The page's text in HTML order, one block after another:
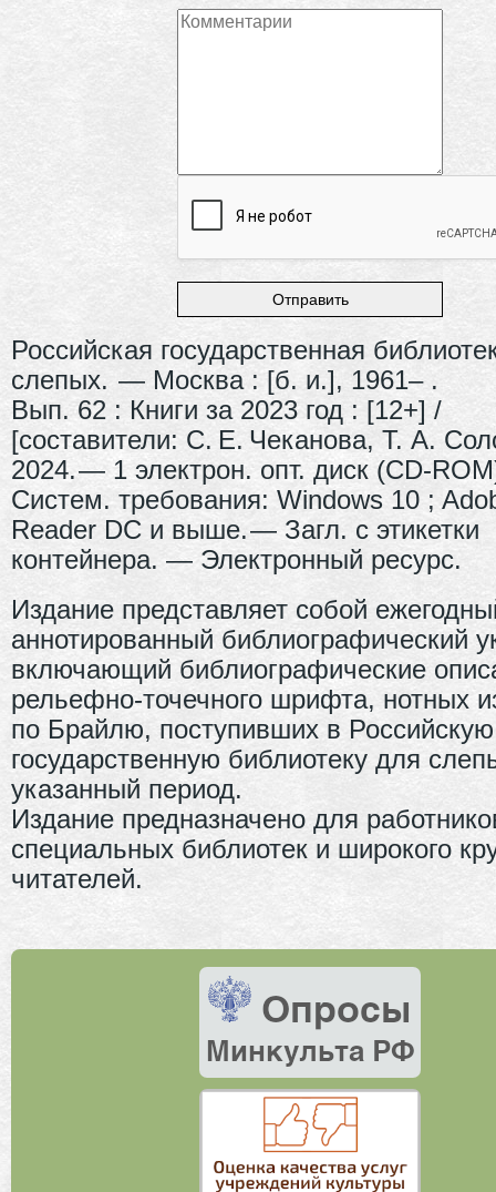
Российская государственная
слепых. — Москва : [б. и.], 1961– .
Вып. 62 : Книги за 2023 год : [12+] /
[составители: С. Е. Чеканова, Т. А.
2024. — 1 электрон. опт. диск (CD-
Систем. требования: Windows 10 ;
Reader DC и выше. — Загл. с этикетки
контейнера. — Электронный ресурс.
Издание представляет собой
аннотированный библиографический
включающий библиографические
рельефно-точечного шрифта, нотных
по Брайлю, поступивших в Российскую
государственную библиотеку для
указанный период.
Издание предназначено для
специальных библиотек и широкого
читателей.